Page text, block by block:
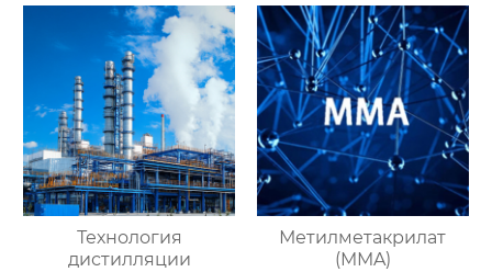
Технология
дистилляции
Метилметакрилат
(MMA)